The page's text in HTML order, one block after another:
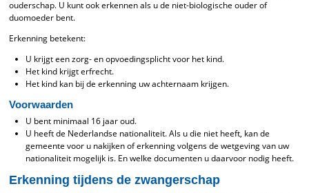
ouderschap. U kunt ook erkennen als u de niet-biologische ouder of
duomoeder bent.
Erkenning betekent:
U krijgt een zorg- en opvoedingsplicht voor het kind.
Het kind krijgt erfrecht.
Het kind kan bij de erkenning uw achternaam krijgen.
Voorwaarden
U bent minimaal 16 jaar oud.
U heeft de Nederlandse nationaliteit. Als u die niet heeft, kan de
gemeente voor u nakijken of erkenning volgens de wetgeving van uw
nationaliteit mogelijk is. En welke documenten u daarvoor nodig heeft.
Erkenning tijdens de zwangerschap